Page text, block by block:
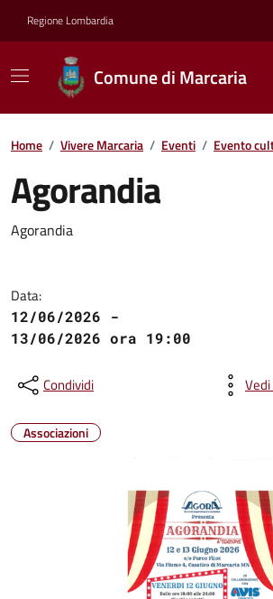
Regione Lombardia
Comune di Marcaria
Home / Vivere Marcaria / Eventi / Evento
Agorandia
Agorandia
Data:
12/06/2026 -
13/06/2026 ora 19:00
Condividi
Associazioni